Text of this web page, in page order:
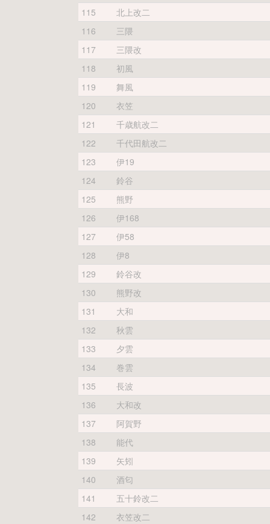
115
北上改二
116
三隈
117
三隈改
118
初風
119
舞風
120
衣笠
121
千歳航改二
122
千代田航改二
123
伊19
124
鈴谷
125
熊野
126
伊168
127
伊58
128
伊8
129
鈴谷改
130
熊野改
131
大和
132
秋雲
133
夕雲
134
巻雲
135
長波
136
大和改
137
阿賀野
138
能代
139
矢矧
140
酒匂
141
五十鈴改二
142
衣笠改二